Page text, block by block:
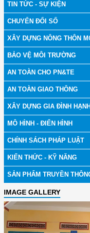
TIN TỨC - SỰ KIỆN
CHUYỂN ĐỔI SỐ
XÂY DỰNG NÔNG THÔN
BẢO VỆ MÔI TRƯỜNG
AN TOÀN CHO PN&TE
AN TOÀN GIAO THÔNG
XÂY DỰNG GIA ĐÌNH
MÔ HÌNH - ĐIỂN HÌNH
CHÍNH SÁCH PHÁP LUẬT
KIẾN THỨC - KỸ NĂNG
SẢN PHẨM TRUYỀN
IMAGE GALLERY